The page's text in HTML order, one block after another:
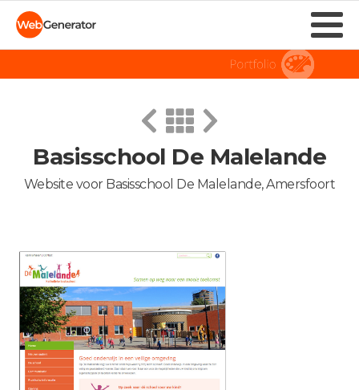
Basisschool De Malelande
Website voor Basisschool De Malelande, Amersfoort